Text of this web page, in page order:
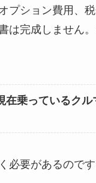
プション費用、
は完成しません。
在乗っているクル
必要があるのです